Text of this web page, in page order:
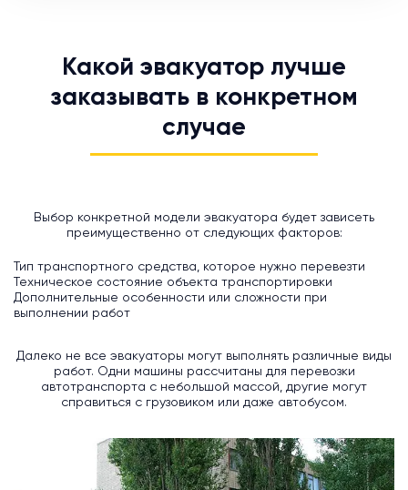
Какой эвакуатор лучше
заказывать в конкретном
случае
Выбор конкретной модели эвакуатора будет зависеть
преимущественно от следующих факторов:
Тип транспортного средства, которое нужно перевезти
Техническое состояние объекта транспортировки
Дополнительные особенности или сложности при
выполнении работ
Далеко не все эвакуаторы могут выполнять различные виды
работ. Одни машины рассчитаны для перевозки
автотранспорта с небольшой массой, другие могут
справиться с грузовиком или даже автобусом.